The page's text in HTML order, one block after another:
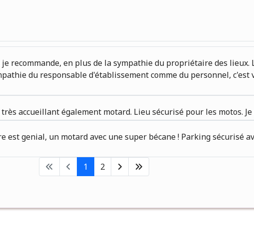
recommande, en plus de la sympathie du propriétaire des lieux.
du responsable d'établissement comme du personnel,
accueillant également motard. Lieu sécurisé pour les motos. Je
genial, un motard avec une super bécane ! Parking sécurisé
1
2